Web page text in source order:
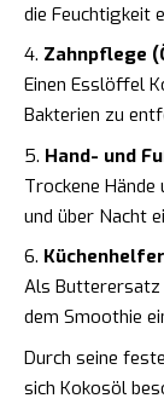
die Feuchtigkeit
Zahnpflege
Einen Esslöffel
Bakterien zu
Hand- und
Trockene
und über Nacht
Als Butterersatz
dem Smoothie
Durch seine
sich Kokosöl